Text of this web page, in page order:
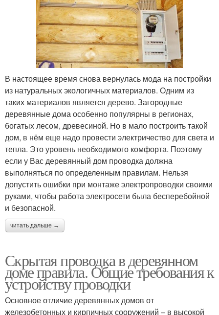
В настоящее время снова вернулась мода на постройки
из натуральных экологичных материалов. Одним из
таких материалов является дерево. Загородные
деревянные дома особенно популярны в регионах,
богатых лесом, древесиной. Но в мало построить такой
дом, в нём еще надо провести электричество для света и
тепла. Это уровень необходимого комфорта. Поэтому
если у Вас деревянный дом проводка должна
выполняться по определенным правилам. Нельзя
допустить ошибки при монтаже электропроводки своими
руками, чтобы работа электросети была бесперебойной
и безопасной.
читать дальше →
Скрытая проводка в деревянном
доме правила. Общие требования к
устройству проводки
Основное отличие деревянных домов от
железобетонных и кирпичных сооружений – в высокой